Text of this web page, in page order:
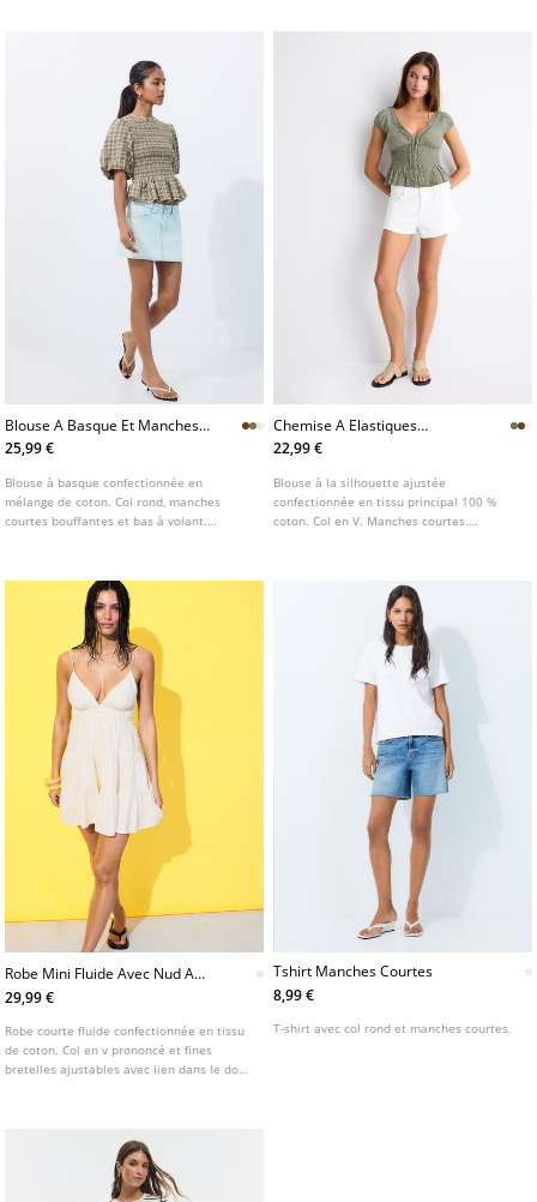
Blouse A Basque Et Manches
Courtes
25,99 €
Blouse à basque confectionnée en
mélange de coton. Col rond, manches
courtes bouffantes et bas à volant.
coloris.
Chemise A Elastiques
Manches Courtes
22,99 €
Blouse à la silhouette ajustée
confectionnée en tissu principal 100 %
coton. Col en V. Manches courtes.
Robe Mini Fluide Avec Nud Au
Dos
29,99 €
Robe courte fluide confectionnée en tissu
de coton. Col en v prononcé et fines
bretelles ajustables avec lien dans le dos.
Tshirt Manches Courtes
8,99 €
T-shirt avec col rond et manches courtes.